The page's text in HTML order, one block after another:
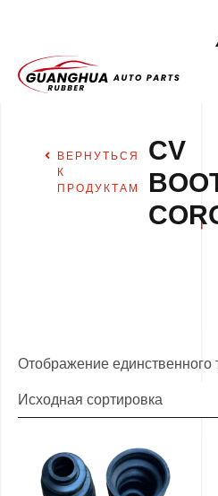
ВЕРНУТЬСЯ
К
ПРОДУКТАМ
CV
Отображение единственного